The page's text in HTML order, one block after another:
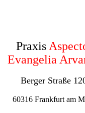
Praxis
Evangelia
Berger Straße
60316 Frankfurt am